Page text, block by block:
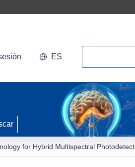
ES
for Hybrid Multispectral